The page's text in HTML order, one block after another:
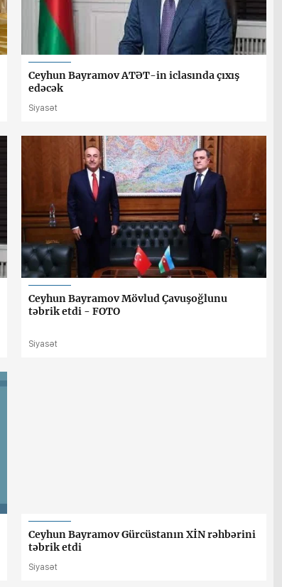
Ceyhun Bayramov ATƏT-in iclasında çıxış
edəcək
Siyasət
Ceyhun Bayramov Mövlud Çavuşoğlunu
təbrik etdi - FOTO
Siyasət
Ceyhun Bayramov Gürcüstanın XİN rəhbərini
təbrik etdi
Siyasət